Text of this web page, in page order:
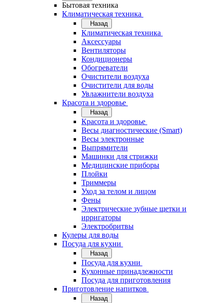
Бытовая техника
Климатическая техника
Назад
Климатическая техника
Аксессуары
Вентиляторы
Кондиционеры
Обогреватели
Очистители воздуха
Очистители для воды
Увлажнители воздуха
Красота и здоровье
Назад
Красота и здоровье
Весы диагностические (Smart)
Весы электронные
Выпрямители
Машинки для стрижки
Медицинские приборы
Плойки
Триммеры
Уход за телом и лицом
Фены
Электрические зубные щетки и
ирригаторы
Электробритвы
Кулеры для воды
Посуда для кухни
Назад
Посуда для кухни
Кухонные принадлежности
Посуда для приготовления
Приготовление напитков
Назад